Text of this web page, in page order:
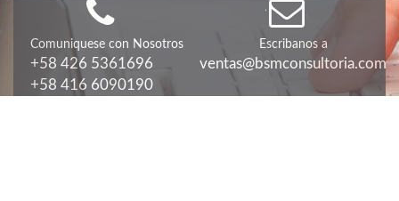
Comuniquese con Nosotros
+58 426 5361696
+58 416 6090190
Escribanos a
ventas@bsmconsultoria.com